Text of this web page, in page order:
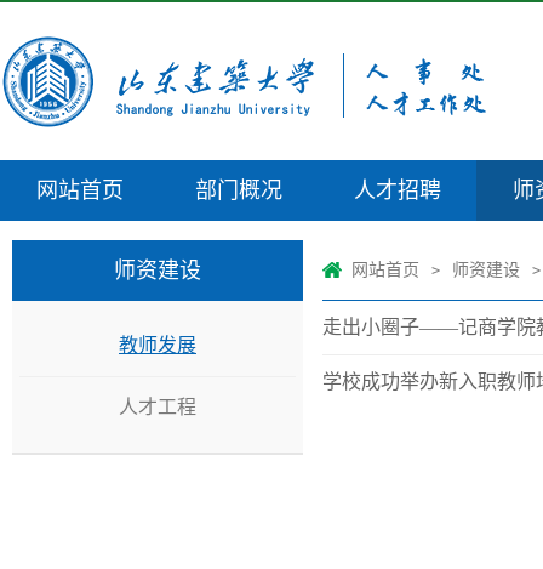
网站首页 部门概况 人才招聘 师
师资建设
教师发展
人才工程
网站首页 > 师资建设 >
走出小圈子——记商学院
学校成功举办新入职教